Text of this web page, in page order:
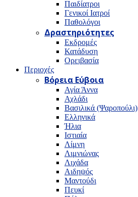
Παιδίατροι
Γενικοί Ιατροί
Παθολόγοι
Δραστηριότητες
Εκδρομές
Κατάδυση
Ορειβασία
Περιοχές
Βόρεια Εύβοια
Αγία Άννα
Αχλάδι
Βασιλικά (Ψαροπούλι)
Ελληνικά
Ήλια
Ιστιαία
Λίμνη
Λιμνιώνας
Λιχάδα
Αιδηψός
Μαντούδι
Πευκί